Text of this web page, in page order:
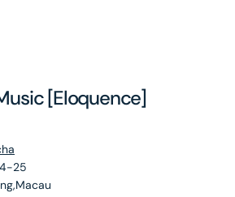
[Eloquence]
25